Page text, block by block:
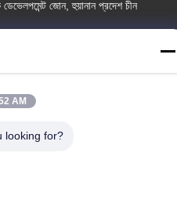
জোন, হুয়ানান প্রদেশ চীন
জোন, হুয়ানান প্রদেশ চীন
AM
looking for?